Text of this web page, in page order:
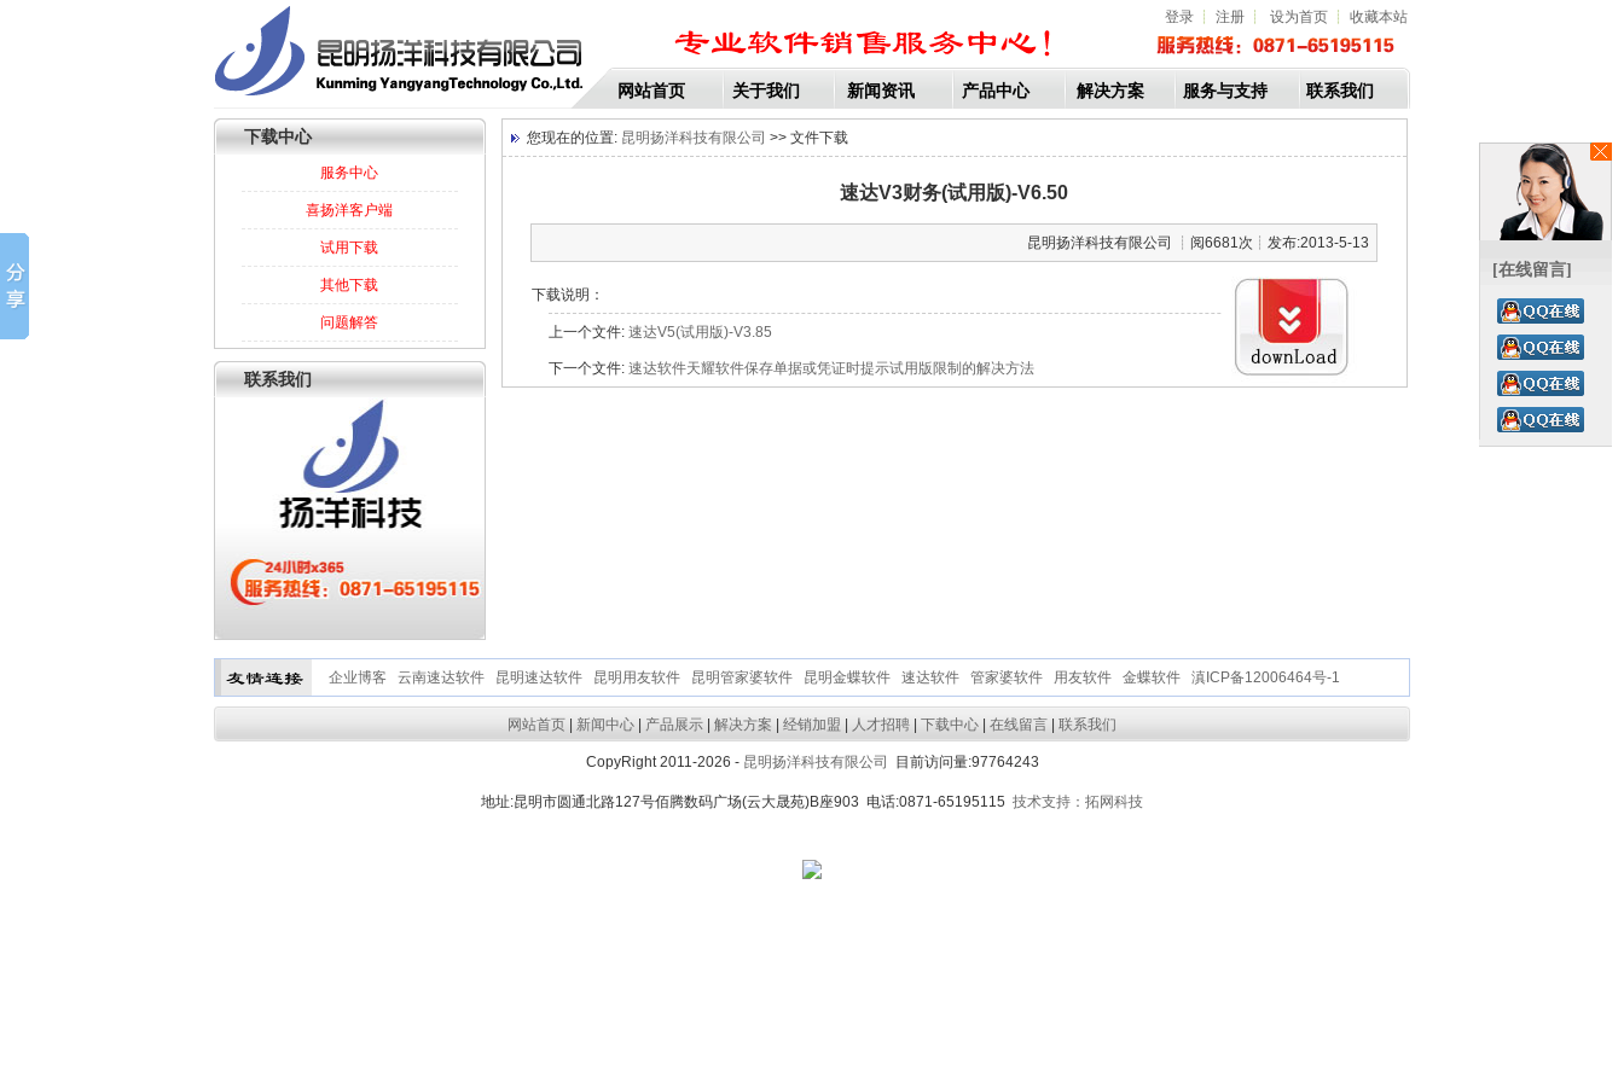
登录 ┊ 注册 ┊ 设为首页 ┊ 收藏本站
网站首页 关于我们 新闻资讯 产品中心 解决方案 服务与支持 联系我们
下载中心
服务中心
喜扬洋客户端
试用下载
其他下载
问题解答
联系我们
您现在的位置:昆明扬洋科技有限公司 >> 文件下载
速达V3财务(试用版)-V6.50
昆明扬洋科技有限公司 ┊阅6681次┊发布:2013-5-13
下载说明：
上一个文件:速达V5(试用版)-V3.85
下一个文件:速达软件天耀软件保存单据或凭证时提示试用版限制的解决方法
企业博客 云南速达软件 昆明速达软件 昆明用友软件 昆明管家婆软件 昆明金蝶软件 速达软件 管家婆软件 用友软件 金蝶软件 滇ICP备12006464号-1
网站首页 新闻中心 产品展示 解决方案 经销加盟 人才招聘 下载中心 在线留言 联系我们
CopyRight 2011-2026 - 昆明扬洋科技有限公司 目前访问量:97764243
地址:昆明市圆通北路127号佰腾数码广场(云大晟苑)B座903 电话:0871-65195115 技术支持：拓网科技
[在线留言]